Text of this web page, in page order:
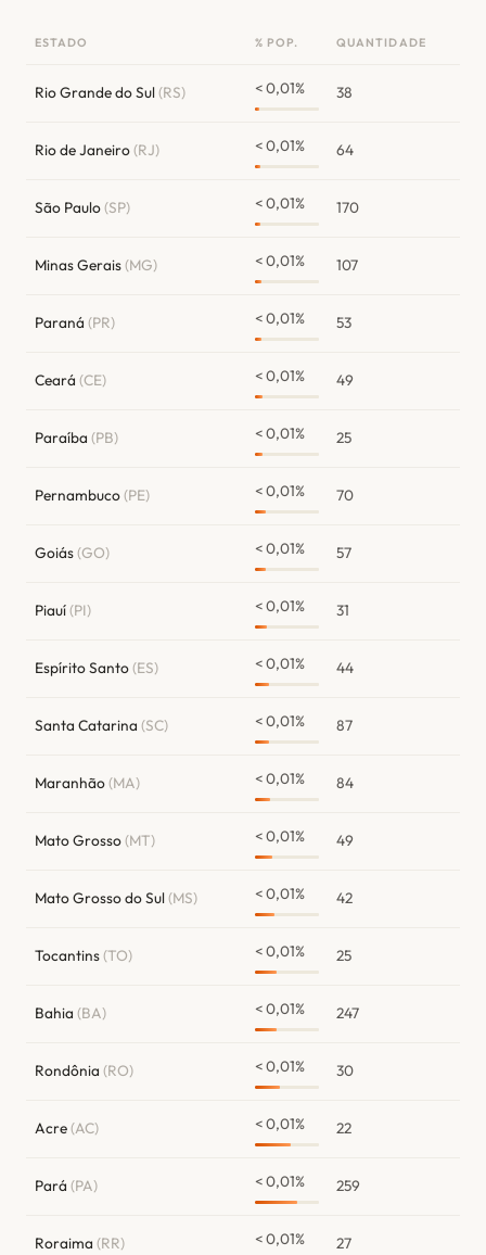
ESTADO % POP. QUANTIDADE
Rio Grande do Sul(RS) < 0,01% 38
Rio de Janeiro(RJ) < 0,01% 64
São Paulo(SP) < 0,01% 170
Minas Gerais(MG) < 0,01% 107
Paraná (PR) < 0,01% 53
Ceará (CE) < 0,01% 49
Paraíba (PB) < 0,01% 25
Pernambuco(PE) < 0,01% 70
Goiás(GO) < 0,01% 57
Piauí(PI) < 0,01% 31
Espírito Santo(ES) < 0,01% 44
Santa Catarina (SC) < 0,01% 87
Maranhão(MA) < 0,01% 84
Mato Grosso(MT) < 0,01% 49
Mato Grosso do Sul(MS) < 0,01% 42
Tocantins(TO) < 0,01% 25
Bahia (BA) < 0,01% 247
Rondônia (RO) < 0,01% 30
Acre(AC) < 0,01% 22
Pará (PA) < 0,01% 259
Roraima (RR) < 0,01% 27